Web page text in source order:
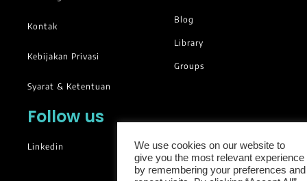
Kontak
Kebijakan Privasi
Syarat & Ketentuan
Blog
Library
Groups
Follow us
Linkedin
We use cookies on our website to
give you the most relevant experience
by remembering your preferences and